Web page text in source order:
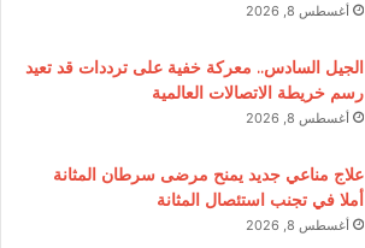
أغسطس 8, 2026
الجيل السادس.. معركة خفية على ترددات قد تعيد
رسم خريطة الاتصالات العالمية
أغسطس 8, 2026
علاج مناعي جديد يمنح مرضى سرطان المثانة
أملا في تجنب استئصال المثانة
أغسطس 8, 2026